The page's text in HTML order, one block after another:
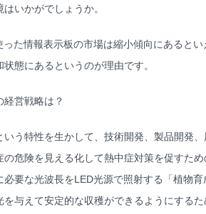
いかがでしょうか。
た情報表示板の市場は縮小傾向にあると
態にあるというのが理由です。
営戦略は？
う特性を生かして、技術開発、製品開発
危険を見える化して熱中症対策を促すた
必要な光波長をLED光源で照射する「植物
を与えて安定的な収穫ができるようにする